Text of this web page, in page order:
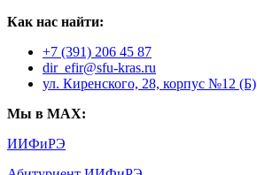
Как нас найти:
+7 (391) 206 45 87
dir_efir@sfu-kras.ru
ул. Киренского, 28, корпус №12 (Б)
Мы в MAX:
ИИФиРЭ